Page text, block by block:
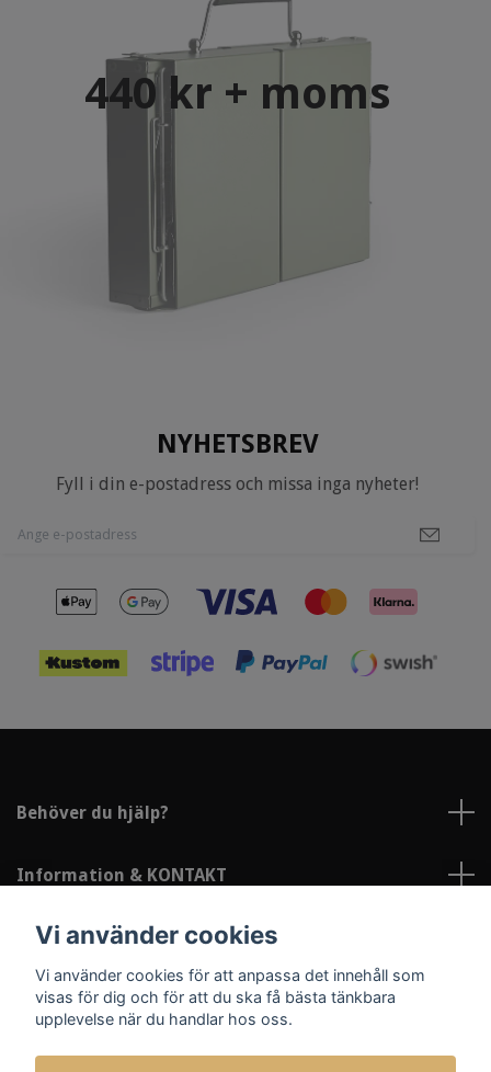
440 kr + moms
NYHETSBREV
Fyll i din e-postadress och missa inga nyheter!
Behöver du hjälp?
Information & KONTAKT
Sociala medier
Vi använder cookies
Vi använder cookies för att anpassa det innehåll som
visas för dig och för att du ska få bästa tänkbara
upplevelse när du handlar hos oss.